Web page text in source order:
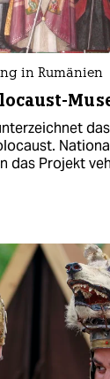
in Rumänien
das Projekt